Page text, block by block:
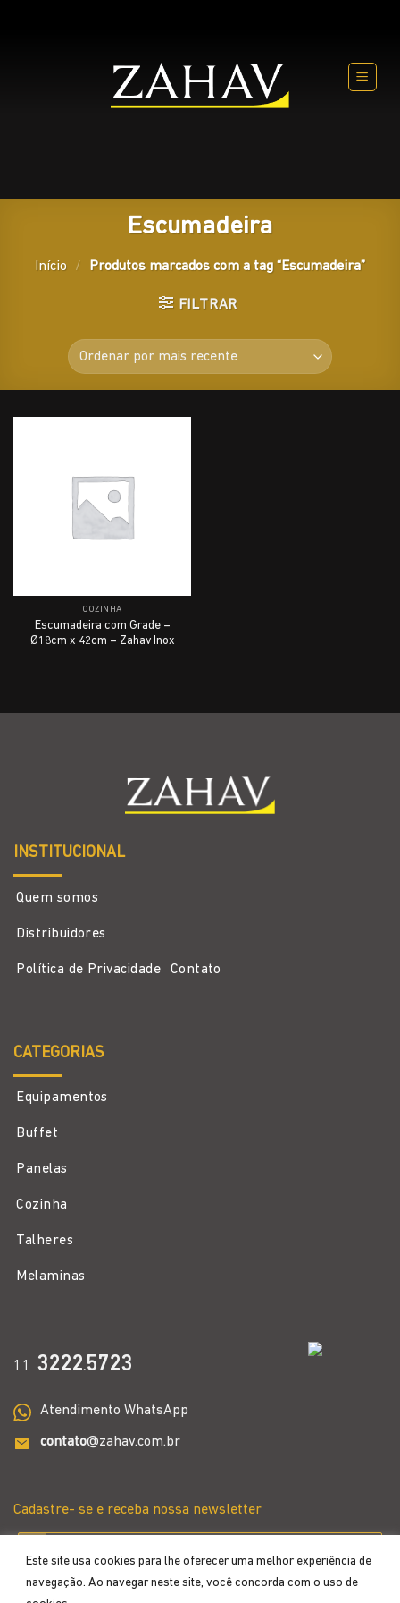
Este site usa cookies para lhe oferecer uma melhor experiência de
navegação. Ao navegar neste site, você concorda com o uso de
Escumadeira
Início / Produtos marcados com a tag “Escumadeira”
FILTRAR
COZINHA
Escumadeira com Grade –
Ø18cm x 42cm – Zahav Inox
INSTITUCIONAL
Quem somos
Distribuidores
Política de Privacidade Contato
CATEGORIAS
Equipamentos
Buffet
Panelas
Cozinha
Talheres
Melaminas
11 3222.5723
Atendimento WhatsApp
contato@zahav.com.br
Cadastre- se e receba nossa newsletter